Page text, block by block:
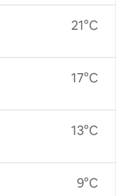
21°C
17°C
13°C
9°C